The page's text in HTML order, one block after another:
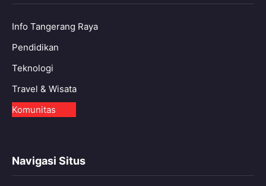
Info Tangerang Raya
Pendidikan
Teknologi
Travel & Wisata
Komunitas
Navigasi Situs